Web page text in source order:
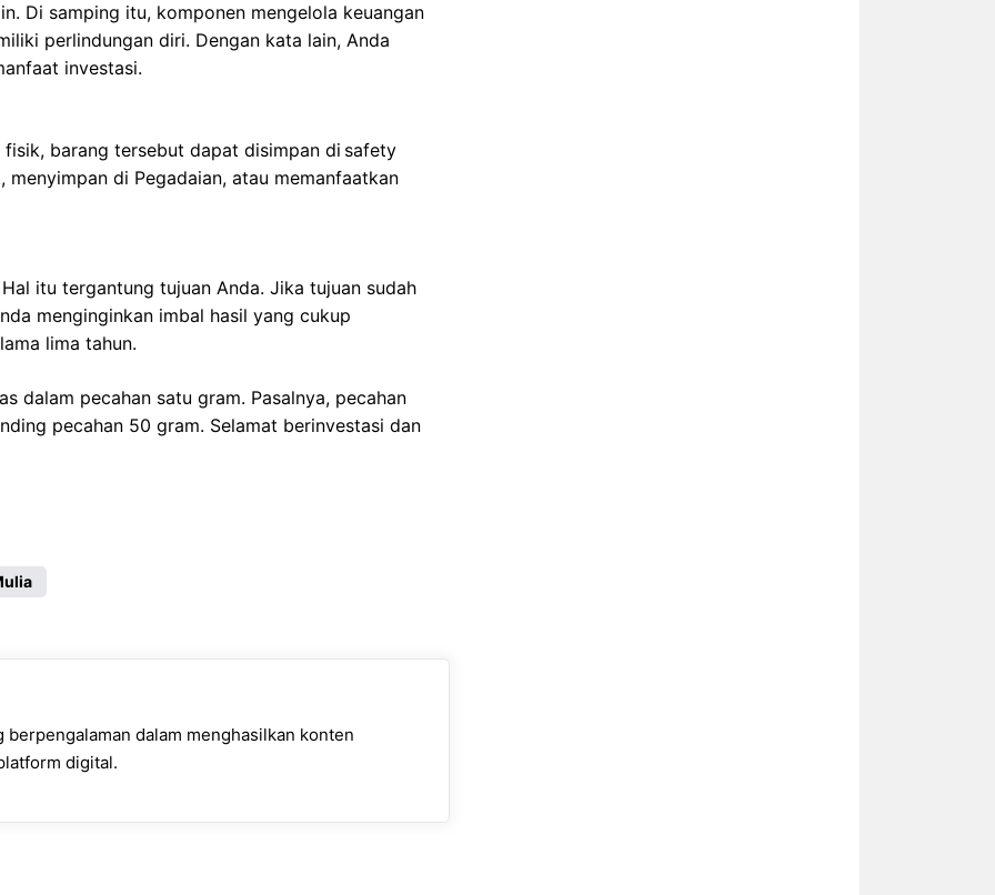
Di samping itu, komponen mengelola keuangan
perlindungan diri. Dengan kata lain, Anda
investasi.
barang tersebut dapat disimpan di safety
di Pegadaian, atau memanfaatkan
itu tergantung tujuan Anda. Jika tujuan sudah
menginginkan imbal hasil yang cukup
lima tahun.
dalam pecahan satu gram. Pasalnya, pecahan
pecahan 50 gram. Selamat berinvestasi dan
dalam menghasilkan konten
digital.